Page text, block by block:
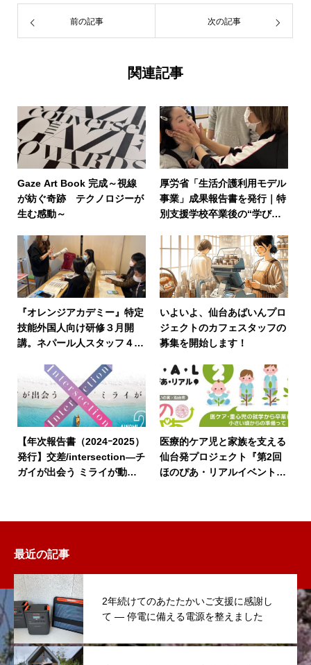
前の記事 次の記事
関連記事
Gaze Art Book 完成～視線
が紡ぐ奇跡 テクノロジーが
生む感動～
厚労省「生活介護利用モデル
事業」成果報告書を発行｜特
別支援学校卒業後の“学びの
『オレンジアカデミー』特定
技能外国人向け研修３月開
講。ネパール人スタッフ４名
いよいよ、仙台あばいんプロ
ジェクトのカフェスタッフの
募集を開始します！
【年次報告書（2024ｰ2025）
発行】交差/intersection—チ
ガイが出会う ミライが動く
医療的ケア児と家族を支える
仙台発プロジェクト『第2回
ほのぴあ・リアルイベント』
最近の記事
2年続けてのあたたかいご支援に感謝し
て ― 停電に備える電源を整えました